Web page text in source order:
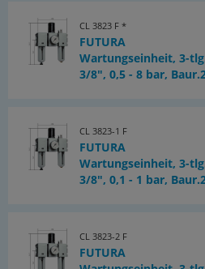
•automatische Entlüftung bei
•einfacher Zusammenbau von
Koppelpakete innerhalb einer
•Handrad kann durch
•halbautomatische Ölbefüllung
Schlauches unten an den
Schlauch wird bei Drücken des
Behälter gesaugt (nicht Baureihe 0).
Schalttafelgewinde:
CL 3823 F *
FUTURA
Wartungseinheit, 3-
3/8", 0,5 - 8 bar,
CL 3823-1 F
FUTURA
Wartungseinheit, 3-
3/8", 0,1 - 1 bar,
CL 3823-2 F
FUTURA